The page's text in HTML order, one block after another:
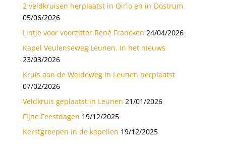
2 veldkruisen herplaatst in Oirlo en in Oostrum
05/06/2026
Lintje voor voorzitter René Francken 24/04/2026
Kapel Veulenseweg Leunen. In het nieuws
23/03/2026
Kruis aan de Weideweg in Leunen herplaatst
07/02/2026
Veldkruis geplaatst in Leunen 21/01/2026
Fijne Feestdagen 19/12/2025
Kerstgroepen in de kapellen 19/12/2025